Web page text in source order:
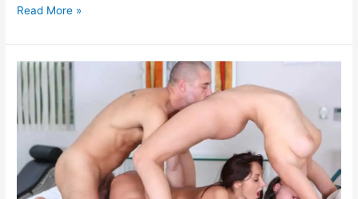
স্বামীর
বড়
ধোন
গুদে
ঢুকালাম
Read More »